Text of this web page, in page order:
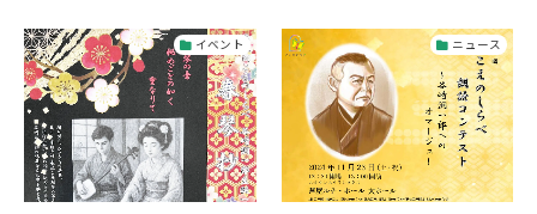
イベント ニュース